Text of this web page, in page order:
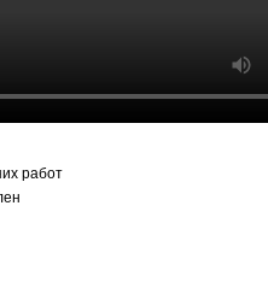
работ